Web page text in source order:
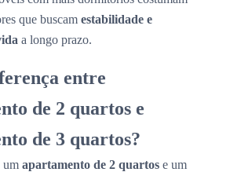
que buscam estabilidade e
a longo prazo.
entre
de 2 quartos e
de 3 quartos?
um apartamento de 2 quartos e um